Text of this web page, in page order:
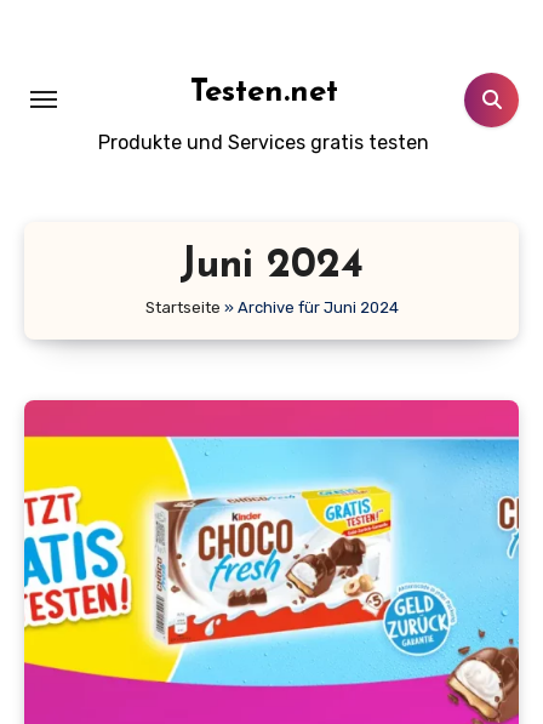
Testen.net
Produkte und Services gratis testen
Juni 2024
Startseite » Archive für Juni 2024